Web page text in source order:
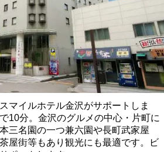
マイルホテル金沢がサポートしま
10分。金沢のグルメの中心・片町に
三名園の一つ兼六園や長町武家屋
屋街等もあり観光にも最適です。ビ